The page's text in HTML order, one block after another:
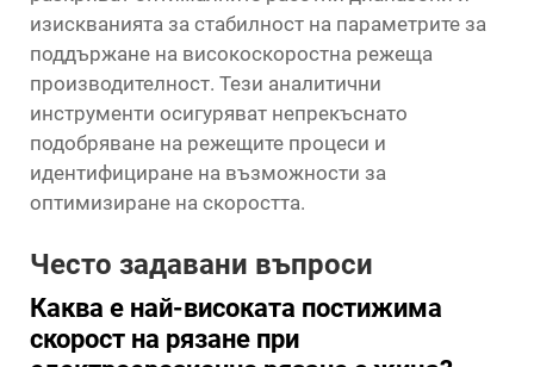
изискванията за стабилност на параметрите за
поддържане на високоскоростна режеща
производителност. Тези аналитични
инструменти осигуряват непрекъснато
подобряване на режещите процеси и
идентифициране на възможности за
оптимизиране на скоростта.
Често задавани въпроси
Каква е най-високата постижима
скорост на рязане при